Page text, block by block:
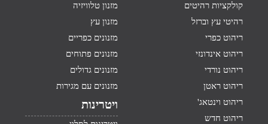
קולקציות רהיטים
רהיטי עץ וברזל
ריהוט כפרי
ריהוט אינדונזי
ריהוט נורדי
ריהוט ראטן
ריהוט וינטאג'
ריהוט חדש
מזנון טלוויזיה
מזנון עץ
מזנונים כפריים
מזנונים פתוחים
מזנונים גדולים
מזנונים עם מגירות
ויטרינות